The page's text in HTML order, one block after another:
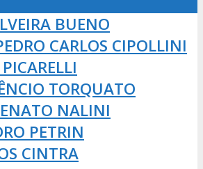
BUENO
CARLOS CIPOLLINI
TORQUATO
NALINI
PETRIN
CINTRA